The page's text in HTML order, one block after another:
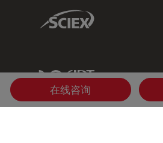
Sciex Link
IDT Link
在线咨询